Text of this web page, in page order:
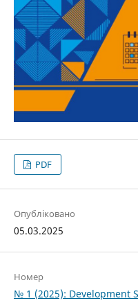
PDF
Опубліковано
05.03.2025
Номер
№ 1 (2025): Development